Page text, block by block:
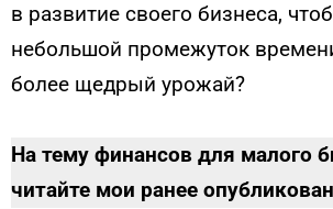
в развитие своего бизнеса,
небольшой промежуток
более щедрый урожай?
На тему финансов для малого
читайте мои ранее